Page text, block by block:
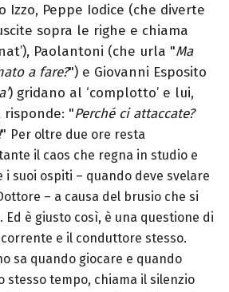
Izzo, Peppe Iodice (che diverte
sopra le righe e chiama
Paolantoni (che urla "Ma
a fare?") e Giovanni Esposito
) gridano al ‘complotto’ e lui,
risponde: "Perché ci attaccate?
" Per oltre due ore resta
il caos che regna in studio e
suoi ospiti – quando deve svelare
– a causa del brusio che si
è giusto così, è una questione di
e il conduttore stesso.
sa quando giocare e quando
stesso tempo, chiama il silenzio